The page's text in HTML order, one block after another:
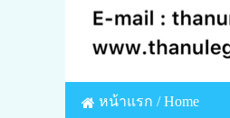
หน้าแรก / Home